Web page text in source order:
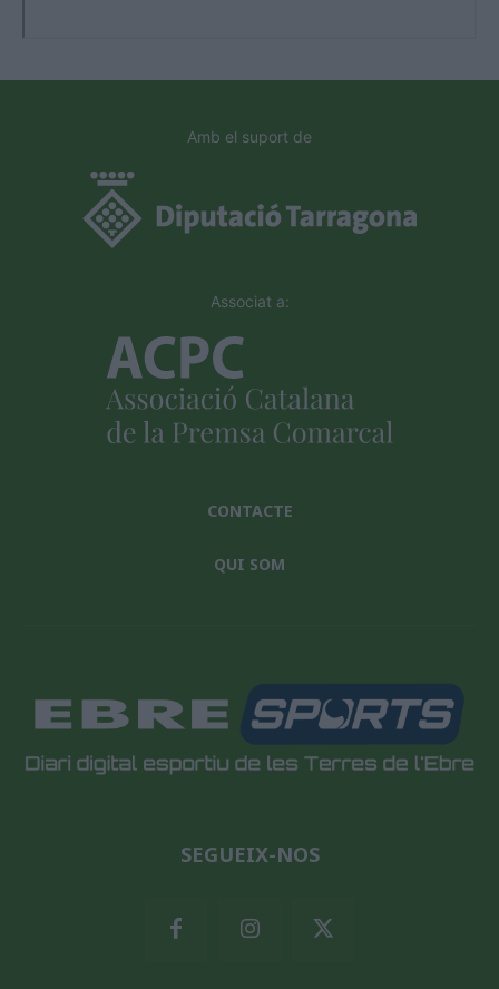
Amb el suport de
Associat a:
CONTACTE
QUI SOM
SEGUEIX-NOS